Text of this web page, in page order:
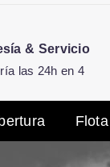
& Servicio
las 24h en 4
Flota